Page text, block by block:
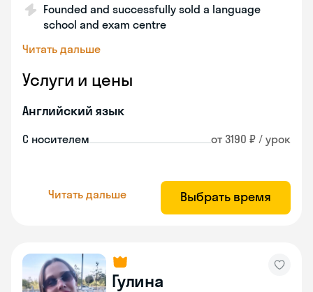
Founded and successfully sold a language
school and exam centre
Читать дальше
Услуги и цены
Английский язык
С носителем от 3190 ₽ / урок
Читать дальше Выбрать время
Гулина